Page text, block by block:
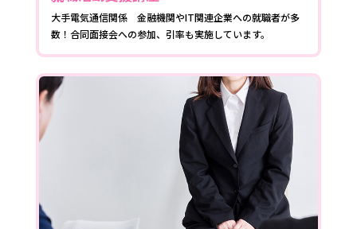
大手電気通信関係 金融機関やIT関連企業への就職者が多
数！合同面接会への参加、引率も実施しています。